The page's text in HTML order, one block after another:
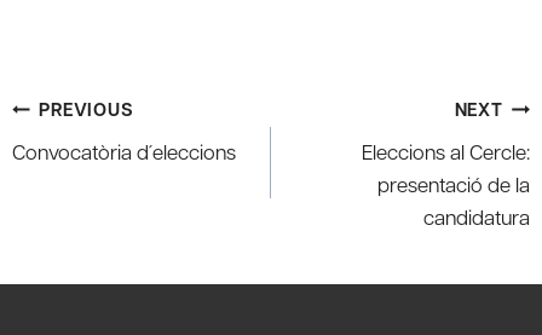
Post
navigation
PREVIOUS
Convocatòria d´eleccions
NEXT
Eleccions al Cercle:
presentació de la
candidatura